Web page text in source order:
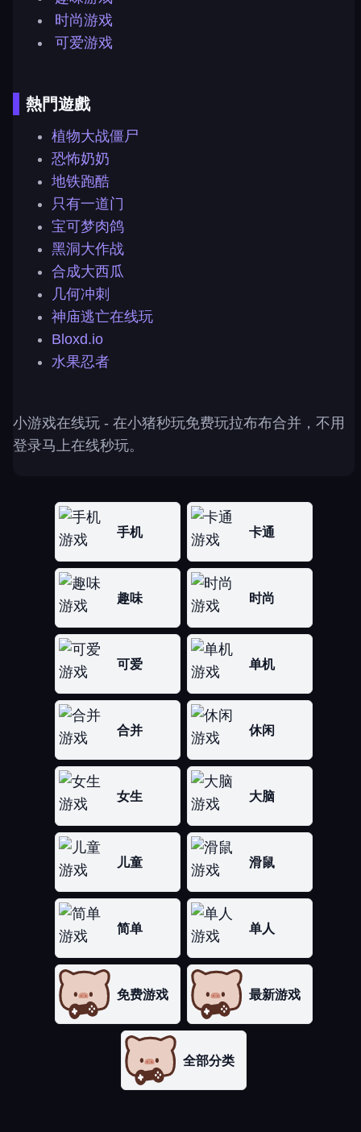
时尚游戏
可爱游戏
熱門遊戲
植物大战僵尸
恐怖奶奶
地铁跑酷
只有一道门
宝可梦肉鸽
黑洞大作战
合成大西瓜
几何冲刺
神庙逃亡在线玩
Bloxd.io
水果忍者
小游戏在线玩 - 在小猪秒玩免费玩拉布布合并，不用
登录马上在线秒玩。
手机 卡通
趣味 时尚
可爱 单机
合并 休闲
女生 大脑
儿童 滑鼠
简单 单人
免费游戏 最新游戏
全部分类